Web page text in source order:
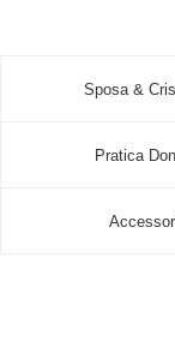
Sposa &
Pratica